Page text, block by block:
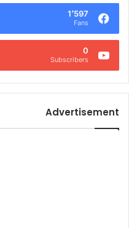
1٬597
Fans
0
Subscribers
Advertisement